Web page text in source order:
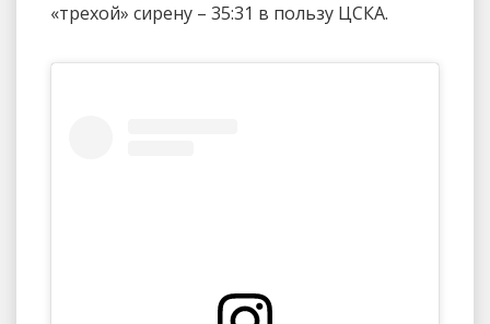
«трехой» сирену – 35:31 в пользу ЦСКА.